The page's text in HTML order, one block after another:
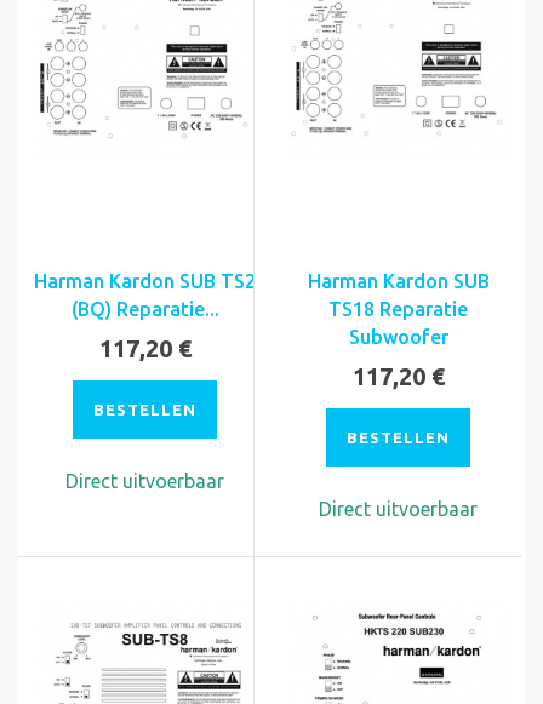
Harman Kardon SUB TS2
(BQ) Reparatie...
117,20 €
BESTELLEN
Direct uitvoerbaar
Harman Kardon SUB
TS18 Reparatie
Subwoofer
117,20 €
BESTELLEN
Direct uitvoerbaar